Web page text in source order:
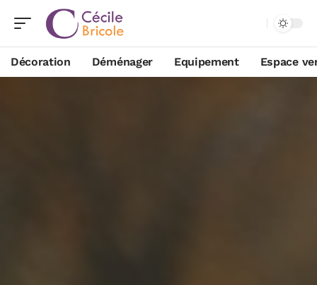
Décoration Déménager Equipement Espace